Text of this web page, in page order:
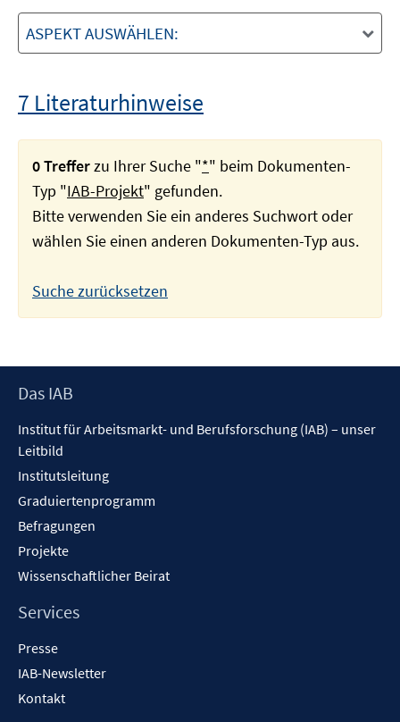
ASPEKT AUSWÄHLEN:
7 Literaturhinweise
0 Trefferzu Ihrer Suche "*" beim Dokumenten-
Typ "IAB-Projekt" gefunden.
Bitte verwenden Sie ein anderes Suchwort oder
wählen Sie einen anderen Dokumenten-Typ aus.
Suche zurücksetzen
Footer
Das IAB
Institut für Arbeitsmarkt- und Berufsforschung (IAB) – unser
Leitbild
Institutsleitung
Graduiertenprogramm
Befragungen
Projekte
Wissenschaftlicher Beirat
Services
Presse
IAB-Newsletter
Kontakt